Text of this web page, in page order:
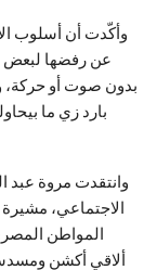
وأكّدت أن أسلوب
عن رفضها لبعض
بدون صوت أو حركة،
بارد زي ما
وانتقدت مروة عبد
الاجتماعي، مشيرة
المواطن
ألاقي أكشن